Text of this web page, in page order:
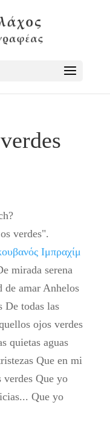
verdes".
Ιμπραχίμ
mirada serena
de amar Anhelos
De todas las
ojos verdes
quietas aguas
Que en mi
verdes Que yo
Que yo